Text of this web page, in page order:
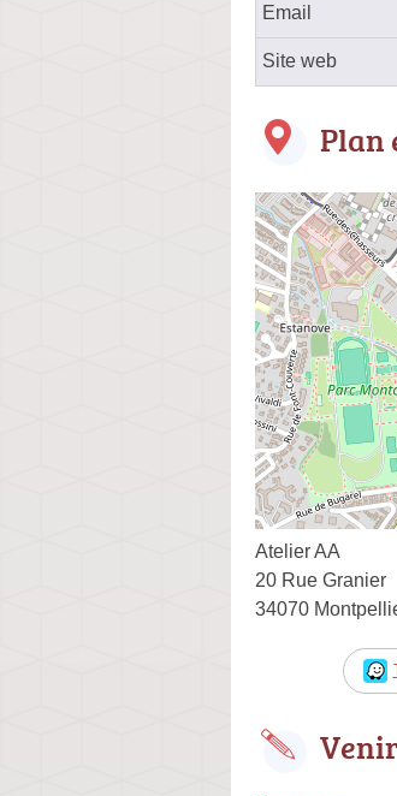
Email
Site web
Plan
Atelier AA
20 Rue Granier
34070